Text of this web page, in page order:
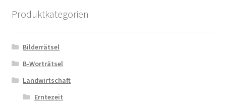
Produktkategorien
Bilderrätsel
B-Worträtsel
Landwirtschaft
Erntezeit